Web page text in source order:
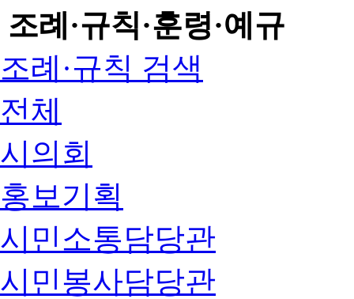
조례·규칙·훈령·예규
조례·규칙 검색
전체
시의회
홍보기획
시민소통담당관
시민봉사담당관